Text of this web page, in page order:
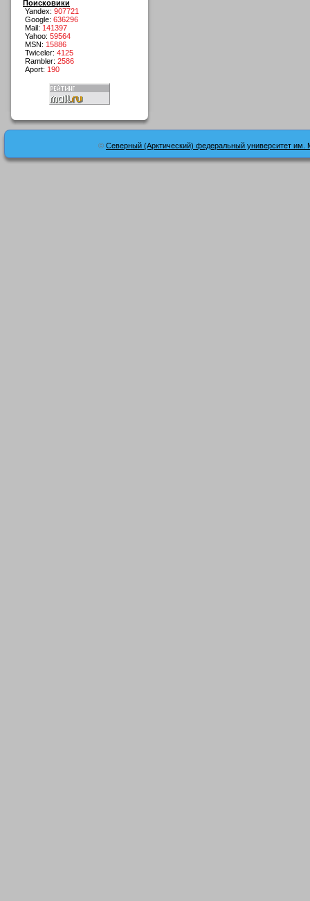
Поисковики
Yandex: 907721
Google: 636296
Mail: 141397
Yahoo: 59564
MSN: 15886
Twiceler: 4125
Rambler: 2586
Aport: 190
© Северный (Арктический) федеральный университет